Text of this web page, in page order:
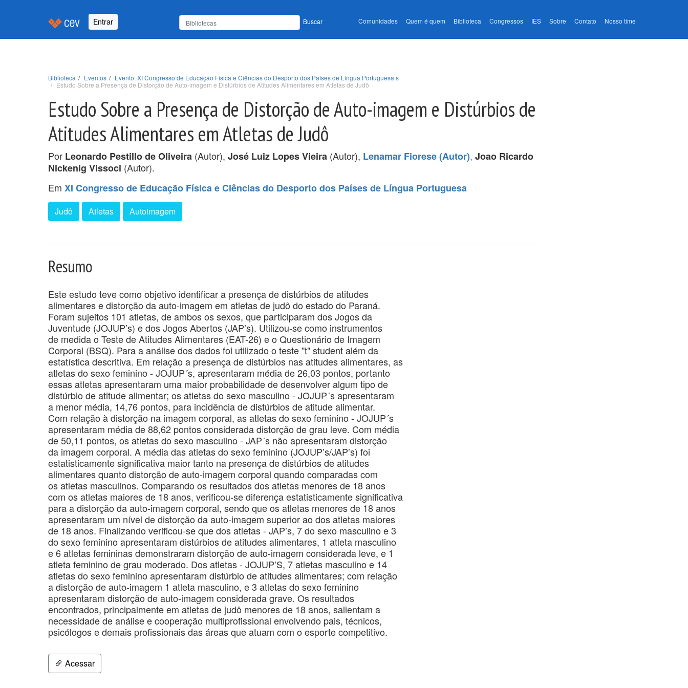
Entrar Buscar Comunidades Quem é quem Biblioteca Congressos IES Sobre Contato Nosso time
Biblioteca Eventos
Evento: XI Congresso de Educação Física e Ciências do Desporto dos Países de Língua Portuguesa s
Estudo Sobre a Presença de Distorção de Auto-imagem e Distúrbios de Atitudes Alimentares em Atletas de Judô
Estudo Sobre a Presença de Distorção de Auto-imagem e Distúrbios de
Atitudes Alimentares em Atletas de Judô
Por Leonardo Pestillo de Oliveira (Autor), José Luiz Lopes Vieira (Autor), Lenamar Fiorese (Autor), Joao Ricardo
Nickenig Vissoci (Autor).
Em XI Congresso de Educação Física e Ciências do Desporto dos Países de Língua Portuguesa
Judô Atletas Autoimagem
Resumo
Este estudo teve como objetivo identificar a presença de distúrbios de atitudes
alimentares e distorção da auto-imagem em atletas de judô do estado do Paraná.
Foram sujeitos 101 atletas, de ambos os sexos, que participaram dos Jogos da
Juventude (JOJUP’s) e dos Jogos Abertos (JAP’s). Utilizou-se como instrumentos
de medida o Teste de Atitudes Alimentares (EAT-26) e o Questionário de Imagem
Corporal (BSQ). Para a análise dos dados foi utilizado o teste "t" student além da
estatística descritiva. Em relação a presença de distúrbios nas atitudes alimentares, as
atletas do sexo feminino - JOJUP´s, apresentaram média de 26,03 pontos, portanto
essas atletas apresentaram uma maior probabilidade de desenvolver algum tipo de
distúrbio de atitude alimentar; os atletas do sexo masculino - JOJUP´s apresentaram
a menor média, 14,76 pontos, para incidência de distúrbios de atitude alimentar.
Com relação à distorção na imagem corporal, as atletas do sexo feminino - JOJUP´s
apresentaram média de 88,62 pontos considerada distorção de grau leve. Com média
de 50,11 pontos, os atletas do sexo masculino - JAP´s não apresentaram distorção
da imagem corporal. A média das atletas do sexo feminino (JOJUP’s/JAP’s) foi
estatisticamente significativa maior tanto na presença de distúrbios de atitudes
alimentares quanto distorção de auto-imagem corporal quando comparadas com
os atletas masculinos. Comparando os resultados dos atletas menores de 18 anos
com os atletas maiores de 18 anos, verificou-se diferença estatisticamente significativa
para a distorção da auto-imagem corporal, sendo que os atletas menores de 18 anos
apresentaram um nível de distorção da auto-imagem superior ao dos atletas maiores
de 18 anos. Finalizando verificou-se que dos atletas - JAP’s, 7 do sexo masculino e 3
do sexo feminino apresentaram distúrbios de atitudes alimentares, 1 atleta masculino
e 6 atletas femininas demonstraram distorção de auto-imagem considerada leve, e 1
atleta feminino de grau moderado. Dos atletas - JOJUP’S, 7 atletas masculino e 14
atletas do sexo feminino apresentaram distúrbio de atitudes alimentares; com relação
a distorção de auto-imagem 1 atleta masculino, e 3 atletas do sexo feminino
apresentaram distorção de auto-imagem considerada grave. Os resultados
encontrados, principalmente em atletas de judô menores de 18 anos, salientam a
necessidade de análise e cooperação multiprofissional envolvendo pais, técnicos,
psicólogos e demais profissionais das áreas que atuam com o esporte competitivo.
Acessar